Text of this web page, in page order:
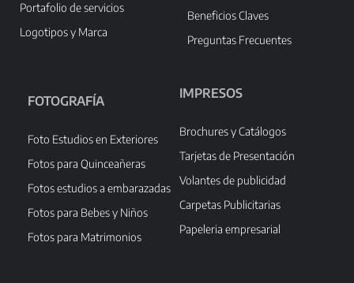
Portafolio de servicios
Logotipos y Marca
Beneficios Claves
Preguntas Frecuentes
FOTOGRAFÍA
Foto Estudios en Exteriores
Fotos para Quinceañeras
Fotos estudios a embarazadas
Fotos para Bebes y Niños
Fotos para Matrimonios
IMPRESOS
Brochures y Catálogos
Tarjetas de Presentación
Volantes de publicidad
Carpetas Publicitarias
Papeleria empresarial